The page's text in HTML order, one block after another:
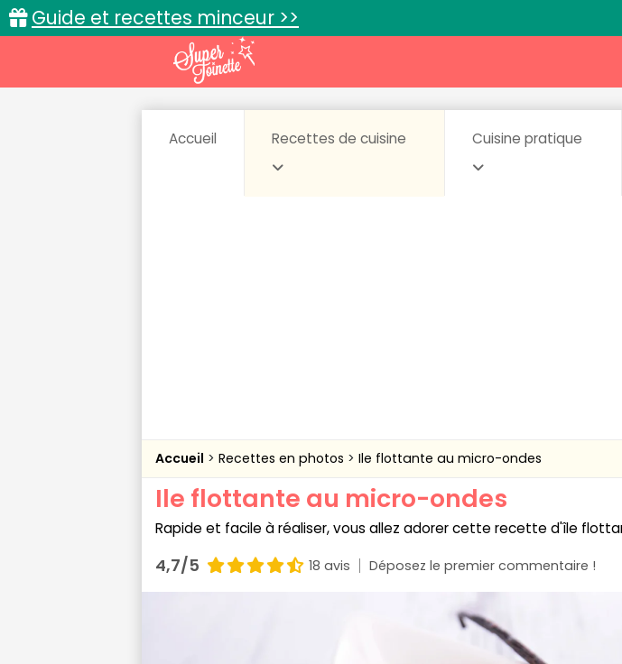
Guide et recettes minceur >>
Accueil Recettes de cuisine Cuisine pratique
Accueil Recettes en photos Ile flottante au micro-ondes
Ile flottante au micro-ondes
Rapide et facile à réaliser, vous allez adorer cette recette d'île
4,7/5 18 avis Déposez le premier commentaire !